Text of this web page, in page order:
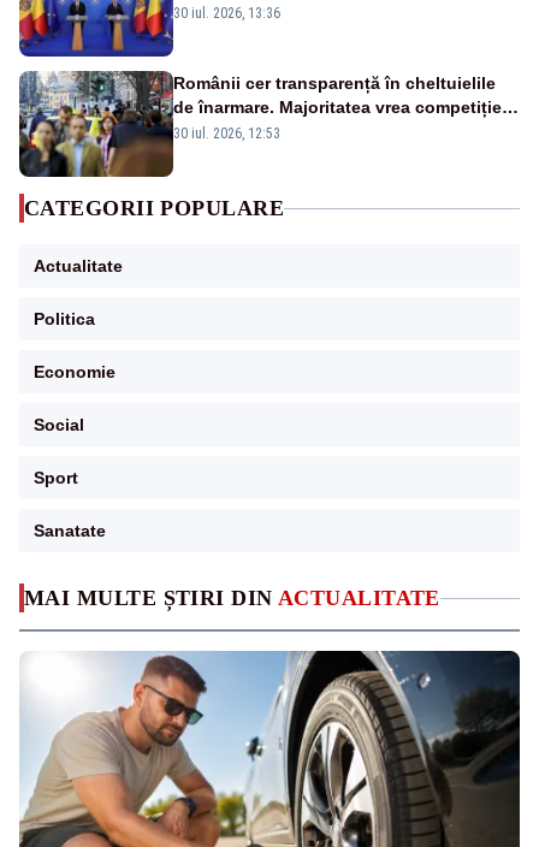
MAI MULTE ȘTIRI DIN ACTUALITATE
Tofan, primit cu onoruri militare
30 iul. 2026, 13:36
Românii cer transparență în cheltuielile
de înarmare. Majoritatea vrea competiție
reală și industrie locală – SONDAJ
30 iul. 2026, 12:53
CATEGORII POPULARE
Actualitate
Politica
Economie
Social
Sport
Sanatate